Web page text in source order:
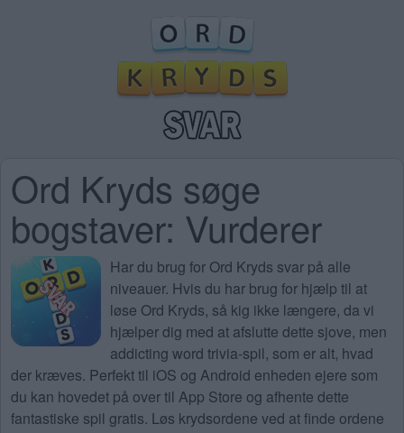
Ord Kryds søge
bogstaver: Vurderer
Har du brug for Ord Kryds svar på alle
niveauer. Hvis du har brug for hjælp til at
løse Ord Kryds, så kig ikke længere, da vi
hjælper dig med at afslutte dette sjove, men
addicting word trivia-spil, som er alt, hvad
der kræves. Perfekt til iOS og Android enheden ejere som
du kan hovedet på over til App Store og afhente dette
fantastiske spil gratis. Løs krydsordene ved at finde ordene